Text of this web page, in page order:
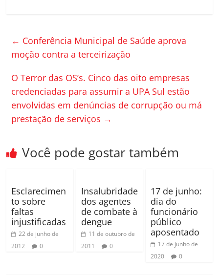
e
b
o
k
er p
ar
h
ar
← Conferência Municipal de Saúde aprova
moção contra a terceirização
O Terror das OS’s. Cinco das oito empresas
credenciadas para assumir a UPA Sul estão
envolvidas em denúncias de corrupção ou má
prestação de serviços →
Você pode gostar também
Esclarecimen
to sobre
faltas
injustificadas
22 de junho de
2012
0
Insalubridade
dos agentes
de combate à
dengue
11 de outubro de
2011
0
17 de junho:
dia do
funcionário
público
aposentado
17 de junho de
2020
0